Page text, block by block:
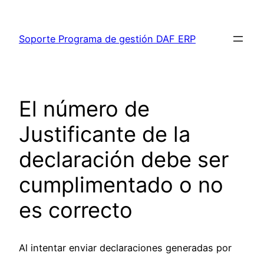
contenido
Soporte Programa de gestión DAF ERP
El número de
Justificante de la
declaración debe ser
cumplimentado o no
es correcto
Al intentar enviar declaraciones generadas por